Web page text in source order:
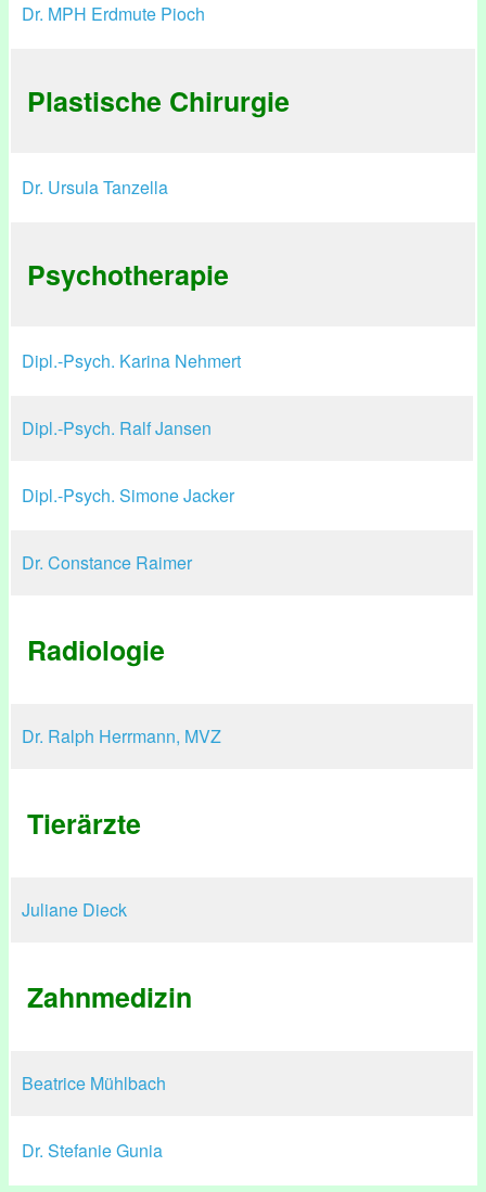
Dr. MPH Erdmute Pioch
Plastische Chirurgie
Dr. Ursula Tanzella
Psychotherapie
Dipl.-Psych. Karina Nehmert
Dipl.-Psych. Ralf Jansen
Dipl.-Psych. Simone Jacker
Dr. Constance Raimer
Radiologie
Dr. Ralph Herrmann, MVZ
Tierärzte
Juliane Dieck
Zahnmedizin
Beatrice Mühlbach
Dr. Stefanie Gunia